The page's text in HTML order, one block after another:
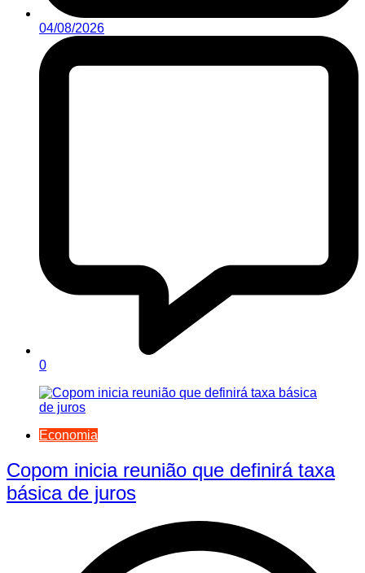
04/08/2026
0
Economia
Copom inicia reunião que definirá taxa
básica de juros